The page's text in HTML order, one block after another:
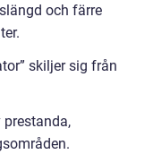
och färre
skiljer sig från
prestanda,